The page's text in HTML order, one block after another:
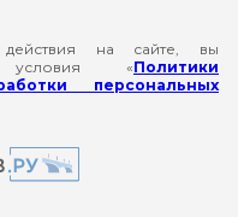
на сайте, вы
условия «Политики
персональных